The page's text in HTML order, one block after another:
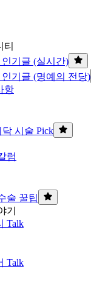
티
인기글 (실시간)
인기글 (명예의 전당)
항
닥 시술 Pick
럼
술 꿀팁
기
Talk
Talk